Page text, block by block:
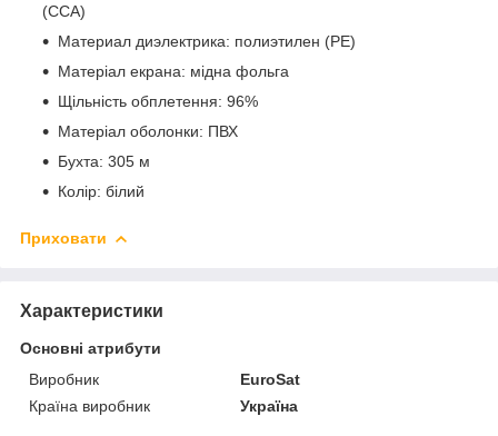
(CCA)
Материал диэлектрика: полиэтилен (РЕ)
Матеріал екрана: мідна фольга
Щільність обплетення: 96%
Матеріал оболонки: ПВХ
Бухта: 305 м
Колір: білий
Приховати
Характеристики
Основні атрибути
Виробник
EuroSat
Країна виробник
Україна